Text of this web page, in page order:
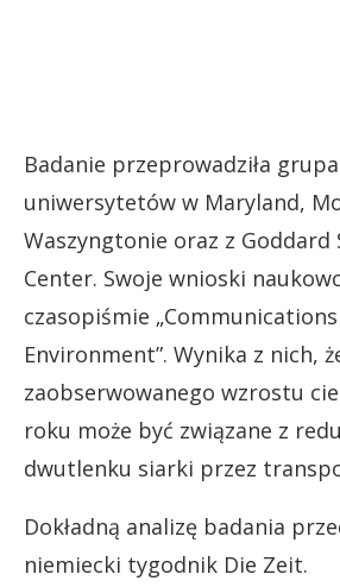
Badanie przeprowadziła
uniwersytetów w Maryland,
Waszyngtonie oraz z Goddard
Center. Swoje wnioski
czasopiśmie
Environment”. Wynika z nich,
zaobserwowanego wzrostu
roku może być związane z
dwutlenku siarki przez
Dokładną analizę badania
niemiecki tygodnik Die Zeit.